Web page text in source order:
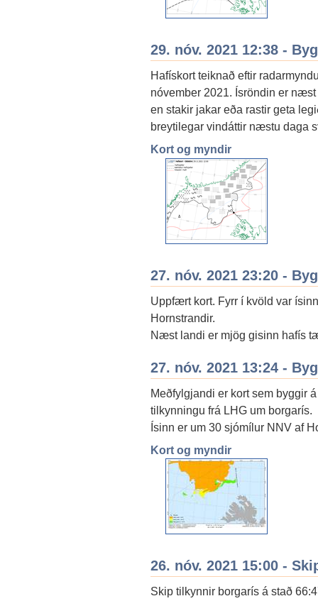
29. nóv. 2021 12:38 -
Hafískort teiknað eftir
nóvember 2021. Ísröndin er
en stakir jakar eða rastir geta
breytilegar vindáttir næstu daga
Kort og myndir
27. nóv. 2021 23:20 -
Uppfært kort. Fyrr í kvöld var
Hornstrandir.
Næst landi er mjög gisinn hafís
27. nóv. 2021 13:24 -
Meðfylgjandi er kort sem byggir
tilkynningu frá LHG um borgarís.
Ísinn er um 30 sjómílur NNV af
Kort og myndir
26. nóv. 2021 15:00 -
Skip tilkynnir borgarís á stað